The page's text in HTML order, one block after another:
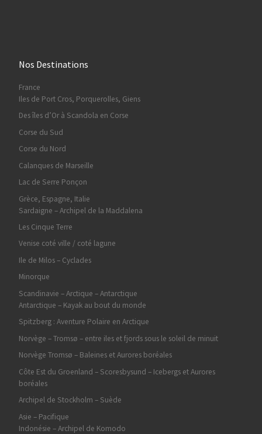
Nos Destinations
France
Iles de Port Cros, Porquerolles, Giens
Des îles d’Or à Scandola en Corse
Corse du Sud
Corse du Nord
Calanques de Marseille
Lac de Serre Ponçon
Grèce, Espagne, Italie
Sardaigne – Archipel de la Maddalena
Les Cinque Terre
Venise coté ville / coté lagune
Ile de Milos – Cyclades
Minorque
Scandinavie – Arctique – Antarctique
Antarctique – Kayak au bout du monde
Spitzberg : Aventure Polaire en Arctique
Norvège – Tromsø – entre iles et fjords sous le soleil de minuit
Norvège Tromsø – Baleines et Aurores boréales
Côte Est du Groenland – Scoresbysund – Icebergs et Aurores
boréales
Archipel de Stockholm – Suède
Asie – Pacifique
Indonésie – Archipel de Komodo